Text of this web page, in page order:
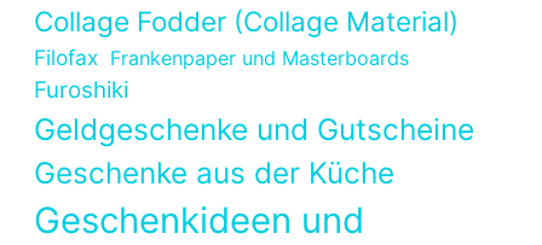
Collage Fodder (Collage Material)
Filofax Frankenpaper und Masterboards
Furoshiki
Geldgeschenke und Gutscheine
Geschenke aus der Küche
Geschenkideen und